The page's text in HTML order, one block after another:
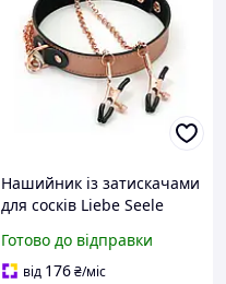
Нашийник із затискачами
для сосків Liebe Seele
with Nipple Clamps, шкіра
sexstyle
Готово до відправки
від 176₴/міс